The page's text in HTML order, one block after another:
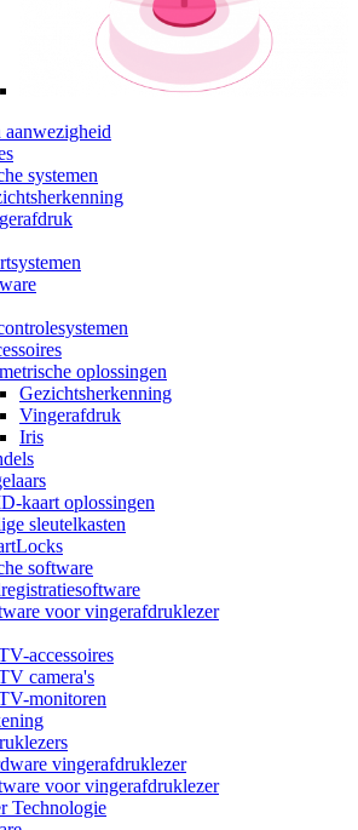
aanwezigheid
systemen
oplossingen
Gezichtsherkenning
Vingerafdruk
Iris
kaart oplossingen
sleutelkasten
software
voor vingerafdruklezer
accessoires
camera's
monitoren
vingerafdruklezer
voor vingerafdruklezer
Technologie